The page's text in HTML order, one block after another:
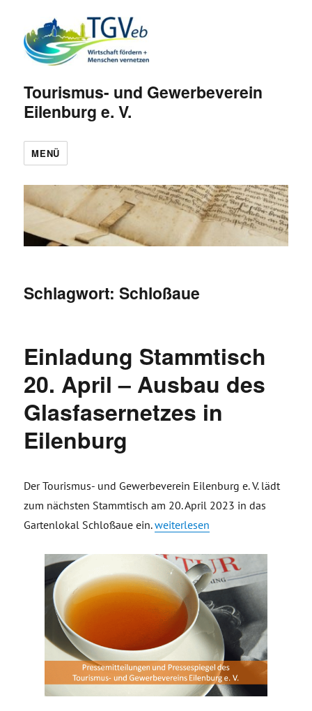
Tourismus- und Gewerbeverein
Eilenburg e. V.
MENÜ
Schlagwort:Schloßaue
Einladung Stammtisch
20. April – Ausbau des
Glasfasernetzes in
Eilenburg
Der Tourismus- und Gewerbeverein Eilenburg e. V. lädt
zum nächsten Stammtisch am 20. April 2023 in das
Gartenlokal Schloßaue ein.„Einladung Stammtisch 20. April
weiterlesen